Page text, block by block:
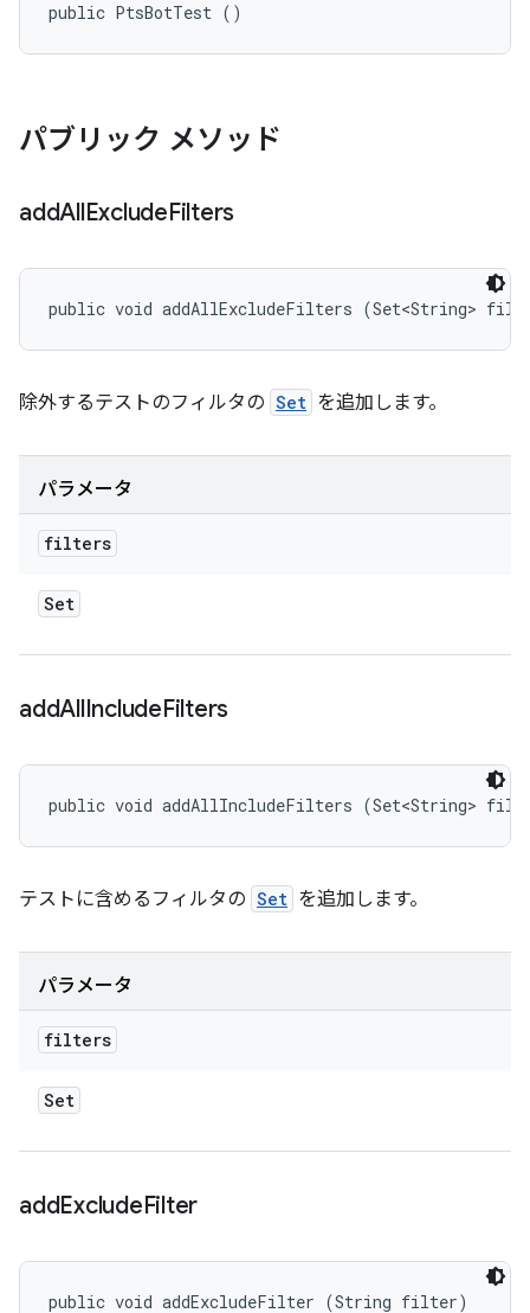
public PtsBotTest ()
パブリック メソッド
addAllExcludeFilters
public void addAllExcludeFilters (Set<String>
除外するテストのフィルタの Set を追加します。
パラメータ
filters
Set
addAllIncludeFilters
public void addAllIncludeFilters (Set<String>
テストに含めるフィルタの Set を追加します。
パラメータ
filters
Set
addExcludeFilter
public void addExcludeFilter (String filter)